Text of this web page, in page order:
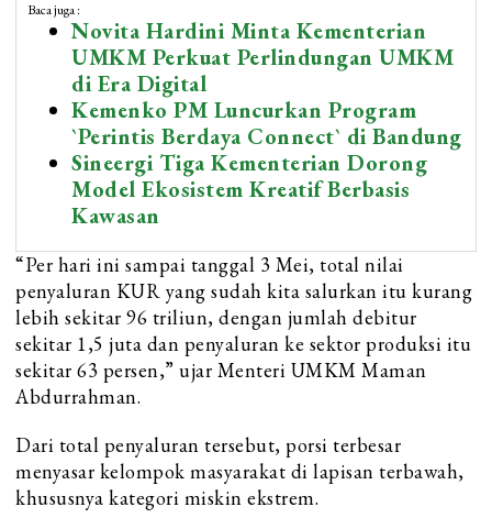
Baca juga :
Novita Hardini Minta Kementerian
UMKM Perkuat Perlindungan UMKM
di Era Digital
Kemenko PM Luncurkan Program
`Perintis Berdaya Connect` di Bandung
Sineergi Tiga Kementerian Dorong
Model Ekosistem Kreatif Berbasis
Kawasan
“Per hari ini sampai tanggal 3 Mei, total nilai
penyaluran KUR yang sudah kita salurkan itu kurang
lebih sekitar 96 triliun, dengan jumlah debitur
sekitar 1,5 juta dan penyaluran ke sektor produksi itu
sekitar 63 persen,” ujar Menteri UMKM Maman
Abdurrahman.
Dari total penyaluran tersebut, porsi terbesar
menyasar kelompok masyarakat di lapisan terbawah,
khususnya kategori miskin ekstrem.